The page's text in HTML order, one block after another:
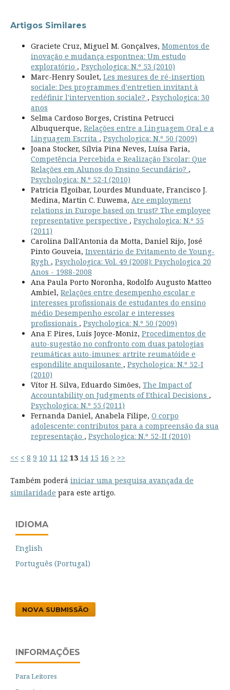
Artigos Similares
Graciete Cruz, Miguel M. Gonçalves, Momentos de
inovação e mudança espontnea: Um estudo
exploratório , Psychologica: N.º 53 (2010)
Marc-Henry Soulet, Les mesures de ré-insertion
sociale: Des programmes d'entretien invitant à
redéfinir l'intervention sociale? , Psychologica: 30
anos
Selma Cardoso Borges, Cristina Petrucci
Albuquerque, Relações entre a Linguagem Oral e a
Linguagem Escrita , Psychologica: N.º 50 (2009)
Joana Stocker, Sílvia Pina Neves, Luísa Faria,
Competência Percebida e Realização Escolar: Que
Relações em Alunos do Ensino Secundário? ,
Psychologica: N.º 52-I (2010)
Patricia Elgoibar, Lourdes Munduate, Francisco J.
Medina, Martin C. Euwema, Are employment
relations in Europe based on trust? The employee
representative perspective , Psychologica: N.º 55
(2011)
Carolina Dall'Antonia da Motta, Daniel Rijo, José
Pinto Gouveia, Inventário de Evitamento de Young-
Rygh , Psychologica: Vol. 49 (2008): Psychologica 20
Anos - 1988-2008
Ana Paula Porto Noronha, Rodolfo Augusto Matteo
Ambiel, Relações entre desempenho escolar e
interesses profissionais de estudantes do ensino
médio Desempenho escolar e interesses
profissionais , Psychologica: N.º 50 (2009)
Ana F. Pires, Luís Joyce-Moniz, Procedimentos de
auto-sugestão no confronto com duas patologias
reumáticas auto-imunes: artrite reumatóide e
espondilite anquilosante , Psychologica: N.º 52-I
(2010)
Vítor H. Silva, Eduardo Simões, The Impact of
Accountability on Judgments of Ethical Decisions ,
Psychologica: N.º 55 (2011)
Fernanda Daniel, Anabela Filipe, O corpo
adolescente: contributos para a compreensão da sua
representação , Psychologica: N.º 52-II (2010)
<< < 8 9 10 11 12 13 14 15 16 > >>
Também poderá iniciar uma pesquisa avançada de
similaridade para este artigo.
IDIOMA
English
Português (Portugal)
NOVA SUBMISSÃO
INFORMAÇÕES
Para Leitores